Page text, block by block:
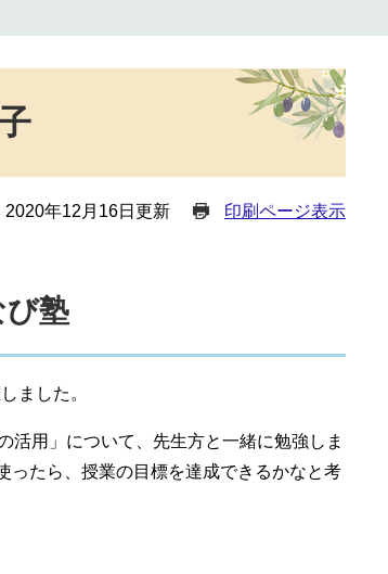
2020年12月16日更新 印刷ページ表示
塾
ました。
活用」について、先生方と一緒に勉強しま
ったら、授業の目標を達成できるかなと考